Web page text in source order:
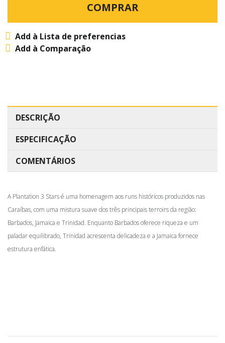
COMPRAR
Add à Lista de preferencias
Add à Comparação
DESCRIÇÃO
ESPECIFICAÇÃO
COMENTÁRIOS
A Plantation 3 Stars é uma homenagem aos runs históricos produzidos nas
Caraíbas, com uma mistura suave dos três principais terroirs da região:
Barbados, Jamaica e Trinidad. Enquanto Barbados oferece riqueza e um
paladar equilibrado, Trinidad acrescenta delicadeza e a Jamaica fornece
estrutura enfática.